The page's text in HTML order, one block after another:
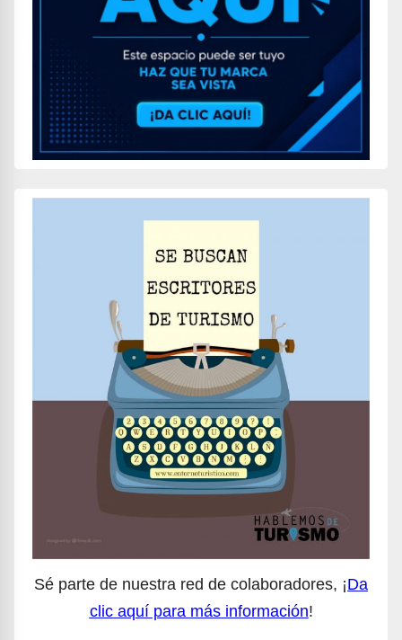
Sé parte de nuestra red de colaboradores, ¡Da
clic aquí para más información!